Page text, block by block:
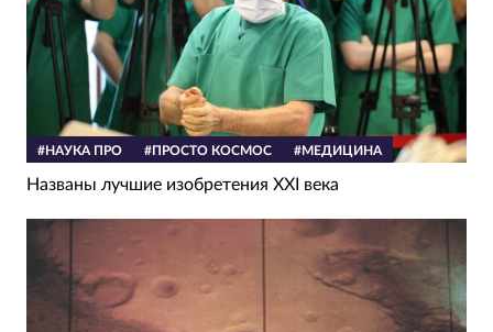
#НАУКА ПРО #ПРОСТО КОСМОС #МЕДИЦИНА
Названы лучшие изобретения XXI века